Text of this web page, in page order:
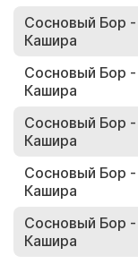
Сосновый Бор -
Кашира
Сосновый Бор -
Кашира
Сосновый Бор -
Кашира
Сосновый Бор -
Кашира
Сосновый Бор -
Кашира